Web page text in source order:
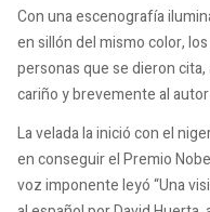
Con una escenografía
en sillón del mismo color,
personas que se dieron
cariño y brevemente al
La velada la inició con el
en conseguir el Premio
voz imponente leyó “Una